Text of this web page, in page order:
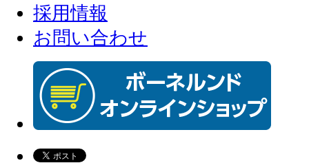
採用情報
お問い合わせ